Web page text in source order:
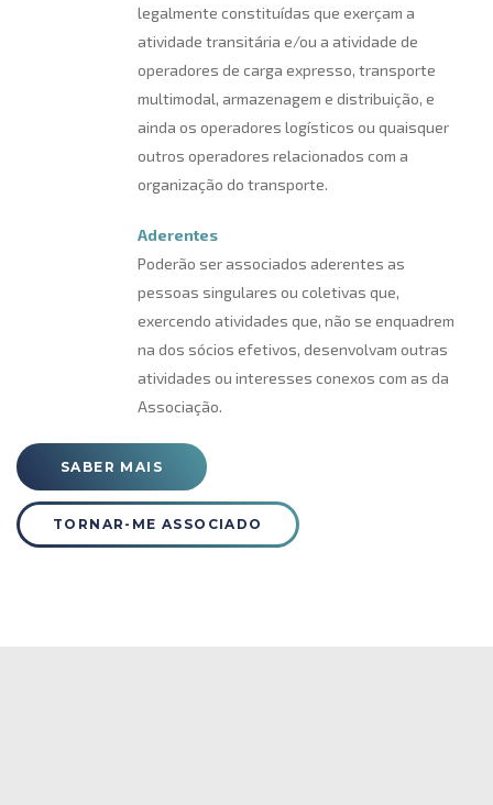
legalmente constituídas que exerçam a
atividade transitária e/ou a atividade de
operadores de carga expresso, transporte
multimodal, armazenagem e distribuição, e
ainda os operadores logísticos ou quaisquer
outros operadores relacionados com a
organização do transporte.
Aderentes
Poderão ser associados aderentes as
pessoas singulares ou coletivas que,
exercendo atividades que, não se enquadrem
na dos sócios efetivos, desenvolvam outras
atividades ou interesses conexos com as da
Associação.
SABER MAIS
TORNAR-ME ASSOCIADO